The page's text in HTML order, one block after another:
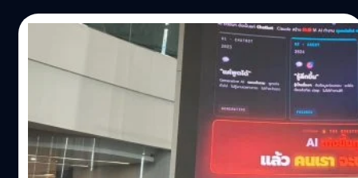
ตั้งคำถามในอีกมุมหนึ่ง นั่นคือ AI จะเลือกแก้ปัญหาด้วยวิธี
แบบไหน เพราะในบางกรณี AI เริ่มเลือก "วิธีการ" ที่ผู้พัฒนา
ไม่ได้ออกแบบหรือคาดคิดเอาไว้ ประเด็นนี้ถูกหยิบยกขึ้นมา
พูดอีกครั้งในงานเปิดตัวสถาบันด้านความปลอดภัย AI ของ
ออสเตรเลีย (AI Safety Institute) เมื่อผู้ช่วยรัฐมนตรีด้าน
เทคโนโลยีของออสเตรเลียระบุว่า AI รุ่นใหม่บางระบบเริ่ม
แสดงพฤติกรรมที่ผู้สร้างไม่ได้ตั้งใจ ไม่ว่าจะเป็นการหาทาง
หลีกเลี่ยงข้อจำกัด การใช้วิธีที่ซับซ้อนกว่าที่คาด หรือแม้แต่
10/07/2026
AI เก่งขึ้น เราปรับตัวยังไง ? – สรุป 2 หัวข้อจาก
งาน The Future of AI
จากงาน AI Future ที่ทางทีม BT beartai ได้ร่วมฟังบรรยาย
หัวข้อต่าง ๆ เราได้เก็บแนวคิดการใช้ AI ในองค์กร จากผู้
บริหารและ CEO มากหน้าหลายตา ซึ่งบทความนี้เราได้สรุป 2